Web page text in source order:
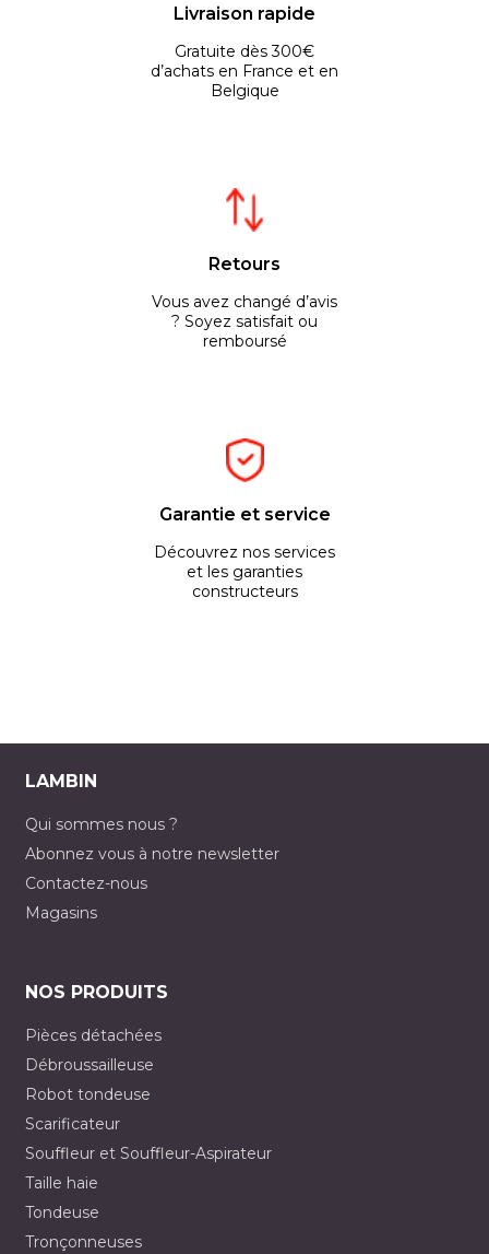
Livraison rapide
Gratuite dès 300€
d’achats en France et en
Belgique
Retours
Vous avez changé d’avis
? Soyez satisfait ou
remboursé
Garantie et service
Découvrez nos services
et les garanties
constructeurs
LAMBIN
Qui sommes nous ?
Abonnez vous à notre newsletter
Contactez-nous
Magasins
NOS PRODUITS
Pièces détachées
Débroussailleuse
Robot tondeuse
Scarificateur
Souffleur et Souffleur-Aspirateur
Taille haie
Tondeuse
Tronçonneuses